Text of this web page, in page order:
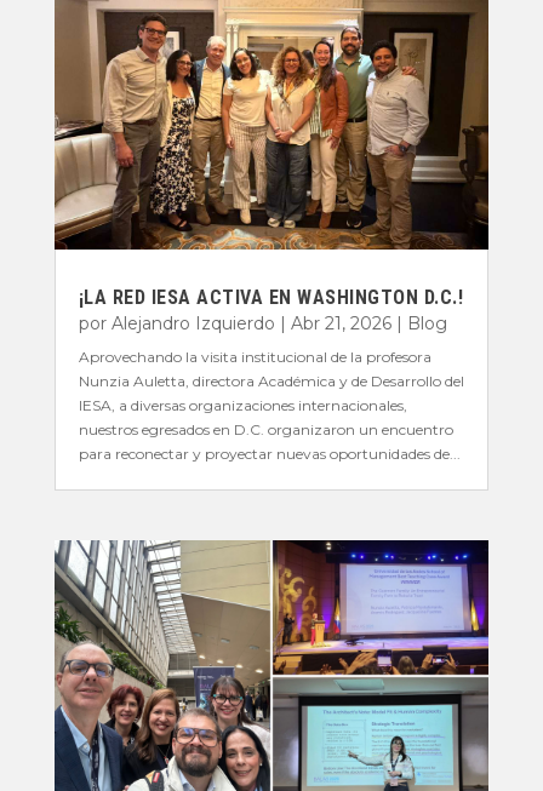
¡LA RED IESA ACTIVA EN WASHINGTON D.C.!
por Alejandro Izquierdo | Abr 21, 2026| Blog
Aprovechando la visita institucional de la profesora
Nunzia Auletta, directora Académica y de Desarrollo del
IESA, a diversas organizaciones internacionales,
nuestros egresados en D.C. organizaron un encuentro
para reconectar y proyectar nuevas oportunidades de...